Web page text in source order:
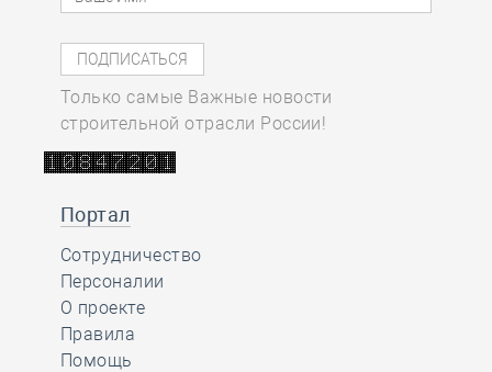
Только самые Важные новости
строительной отрасли России!
Портал
Сотрудничество
Персоналии
О проекте
Правила
Помощь